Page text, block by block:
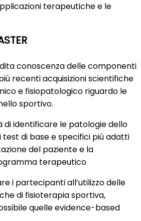
terapeutiche e le
conoscenza delle componenti
recenti acquisizioni scientifiche
e fisiopatologico riguardo le
sportivo.
di identificare le patologie dello
test di base e specifici più adatti
del paziente e la
terapeutico
i partecipanti all’utilizzo delle
di fisioterapia sportiva,
quelle evidence-based